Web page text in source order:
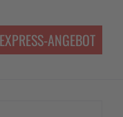
EXPRESS-ANGEBOT